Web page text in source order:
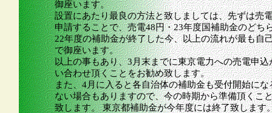
御座います。
設置にあたり最良の方法と致しましては、先ずは売
申請することで、売電48円・23年度国補助金のどち
22年度の補助金が終了した今、以上の流れが最も自
で御座います。
以上の事もあり、3月末までに東京電力への売電申
い合わせ頂くことをお勧め致します。
また、4月に入ると各自治体の補助金も受付開始に
ない場合もありますので、今の時期から準備頂くこ
致します。 東京都補助金が今年度には終了致しま